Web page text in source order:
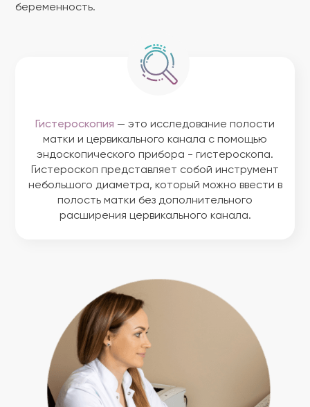
беременность.
Гистероскопия — это исследование полости
матки и цервикального канала с помощью
эндоскопического прибора - гистероскопа.
Гистероскоп представляет собой инструмент
небольшого диаметра, который можно ввести в
полость матки без дополнительного
расширения цервикального канала.